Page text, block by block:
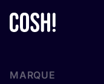
MARQUE